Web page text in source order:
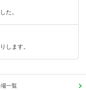
た。
します。
一覧